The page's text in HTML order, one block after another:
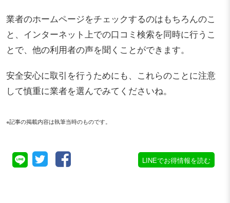
業者のホームページをチェックするのはもちろんのこ
と、インターネット上での口コミ検索を同時に行うこ
とで、他の利用者の声を聞くことができます。
安全安心に取引を行うためにも、これらのことに注意
して慎重に業者を選んでみてくださいね。
※記事の掲載内容は執筆当時のものです。
LINEでお得情報を読む